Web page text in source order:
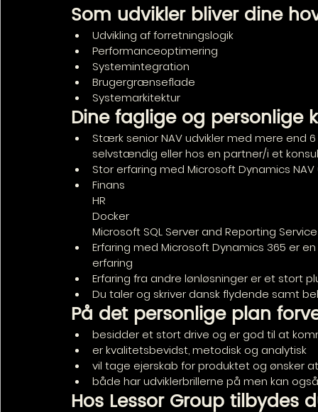
Som udvikler bliver dine
Udvikling af forretningslogik
Performanceoptimering
Systemintegration
Brugergrænseflade
Systemarkitektur
Dine faglige og personlige
Stærk senior NAV udvikler med mere end
selvstændig eller hos en partner/i et
Stor erfaring med Microsoft Dynamics
Finans
HR
Docker
Microsoft SQL Server and Reporting Service
Erfaring med Microsoft Dynamics 365 er
erfaring
Erfaring fra andre lønløsninger er et stort
Du taler og skriver dansk flydende samt
På det personlige plan
besidder et stort drive og er god til at
er kvalitetsbevidst, metodisk og analytisk
vil tage ejerskab for produktet og ønsker
både har udviklerbrillerne på men kan
Hos Lessor Group tilbydes